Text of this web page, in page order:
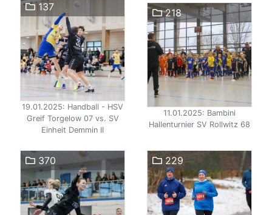
137
19.01.2025: Handball - HSV
Greif Torgelow 07 vs. SV
Einheit Demmin II
218
11.01.2025: Bambini
Hallenturnier SV Rollwitz 68
370 229